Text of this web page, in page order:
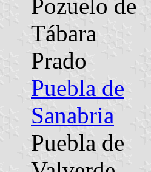
Pozuelo de
Tábara
Prado
Puebla de
Sanabria
Puebla de